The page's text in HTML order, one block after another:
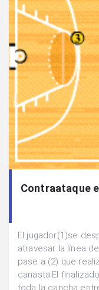
Contraataque
El jugador(1)se
atravesar la línea
pase a (2) que
canasta.El
toda la cancha